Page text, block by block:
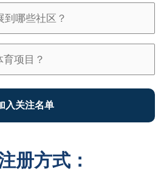
入关注名单
册方式：